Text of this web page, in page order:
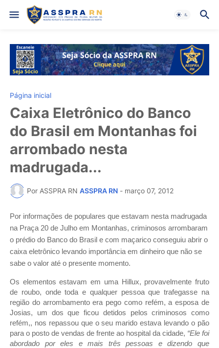
Página inicial
Caixa Eletrônico do Banco
do Brasil em Montanhas foi
arrombado nesta
madrugada...
Por ASSPRA RN ASSPRA RN - março 07, 2012
Por informações de populares que estavam nesta madrugada
na Praça 20 de Julho em Montanhas, criminosos arrombaram
o prédio do Banco do Brasil e com maçarico conseguiu abrir o
caixa eletrônico levando importância em dinheiro que não se
sabe o valor até o presente momento.
Os elementos estavam em uma Hillux, provavelmente fruto
de roubo, onde toda e qualquer pessoa que trafegasse na
região do arrombamento era pego como refém, a esposa de
Josias, um dos que ficou detidos pelos criminosos como
refém,, nos repassou que o seu marido estava levando o pão
para o posto de vendas de frente ao hospital da cidade, “Ele foi
abordado por eles e mais três pessoas e dizendo que